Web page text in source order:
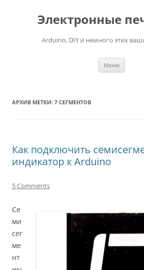
Электронные
Arduino, DIY и немного этих
Меню
АРХИВ МЕТКИ: 7 СЕГМЕНТОВ
Как подключить
индикатор к Arduino
5 Comments
Се
ми
сег
ме
нт